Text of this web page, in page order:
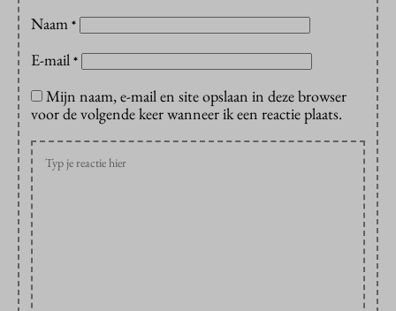
Naam *
E-mail *
Mijn naam, e-mail en site opslaan in deze browser
voor de volgende keer wanneer ik een reactie plaats.